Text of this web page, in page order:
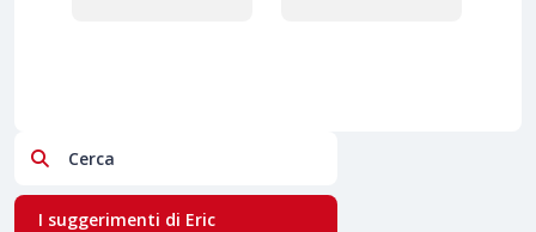
Cerca
I suggerimenti di Eric